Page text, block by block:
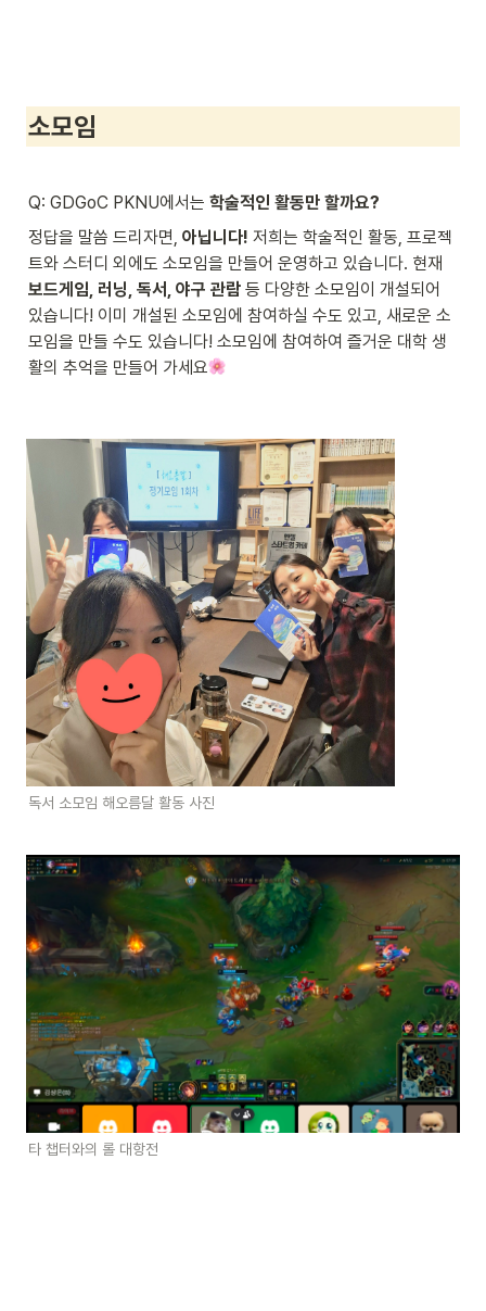
소모임
Q: GDGoC PKNU에서는 학술적인 활동만 할까요?
정답을 말씀 드리자면, 아닙니다! 저희는 학술적인 활동, 프로젝
보드게임, 러닝, 독서, 야구 관람 등 다양한 소모임이 개설되어
있습니다! 이미 개설된 소모임에 참여하실 수도 있고, 새로운 소
모임을 만들 수도 있습니다! 소모임에 참여하여 즐거운 대학 생
활의 추억을 만들어 가세요
독서 소모임 해오름달 활동 사진
타 챕터와의 롤 대항전